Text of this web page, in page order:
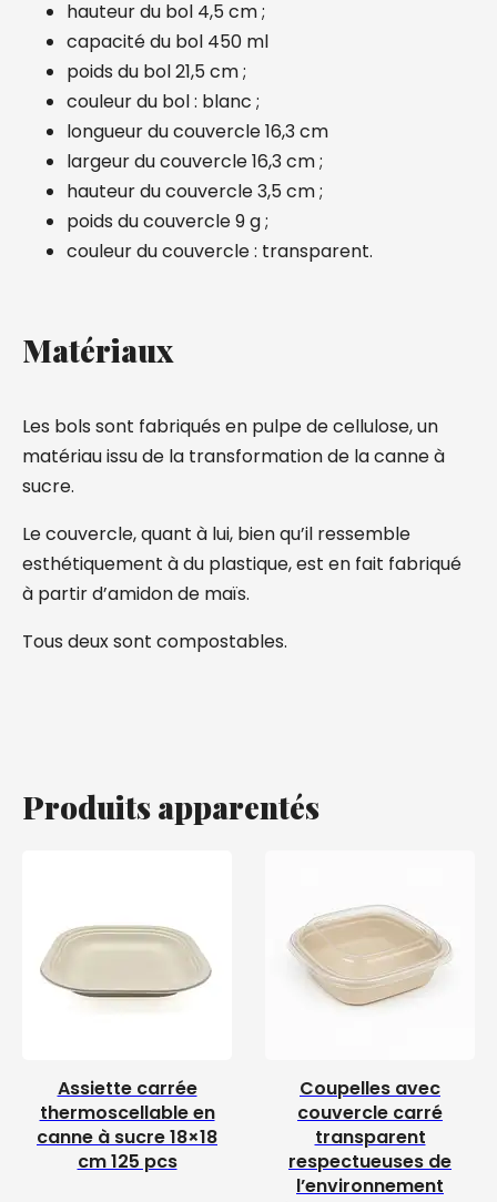
hauteur du bol 4,5 cm ;
capacité du bol 450 ml
poids du bol 21,5 cm ;
couleur du bol : blanc ;
longueur du couvercle 16,3 cm
largeur du couvercle 16,3 cm ;
hauteur du couvercle 3,5 cm ;
poids du couvercle 9 g ;
couleur du couvercle : transparent.
Matériaux
Les bols sont fabriqués en pulpe de cellulose, un
matériau issu de la transformation de la canne à
sucre.
Le couvercle, quant à lui, bien qu’il ressemble
esthétiquement à du plastique, est en fait fabriqué
à partir d’amidon de maïs.
Tous deux sont compostables.
Produits apparentés
Assiette carrée
thermoscellable en
canne à sucre 18×18
cm 125 pcs
Coupelles avec
couvercle carré
transparent
respectueuses de
l’environnement